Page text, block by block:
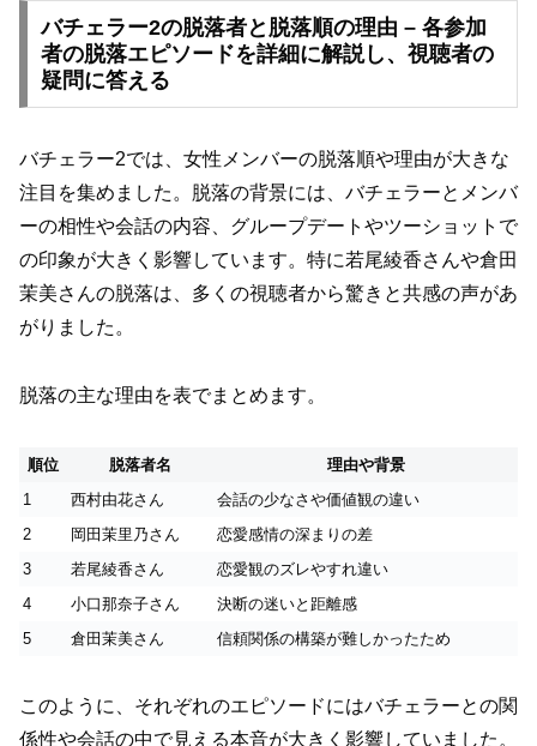
バチェラー2の脱落者と脱落順の理由 – 各参加
者の脱落エピソードを詳細に解説し、視聴者の
疑問に答える
バチェラー2では、女性メンバーの脱落順や理由が大きな
注目を集めました。脱落の背景には、バチェラーとメンバ
ーの相性や会話の内容、グループデートやツーショットで
の印象が大きく影響しています。特に若尾綾香さんや倉田
茉美さんの脱落は、多くの視聴者から驚きと共感の声があ
がりました。
脱落の主な理由を表でまとめます。
順位 脱落者名
理由や背景
1
西村由花さん
会話の少なさや価値観の違い
2
岡田茉里乃さん
恋愛感情の深まりの差
3
若尾綾香さん
恋愛観のズレやすれ違い
4
小口那奈子さん
決断の迷いと距離感
5
倉田茉美さん 信頼関係の構築が難しかったため
このように、それぞれのエピソードにはバチェラーとの関
係性や会話の中で見える本音が大きく影響していました。